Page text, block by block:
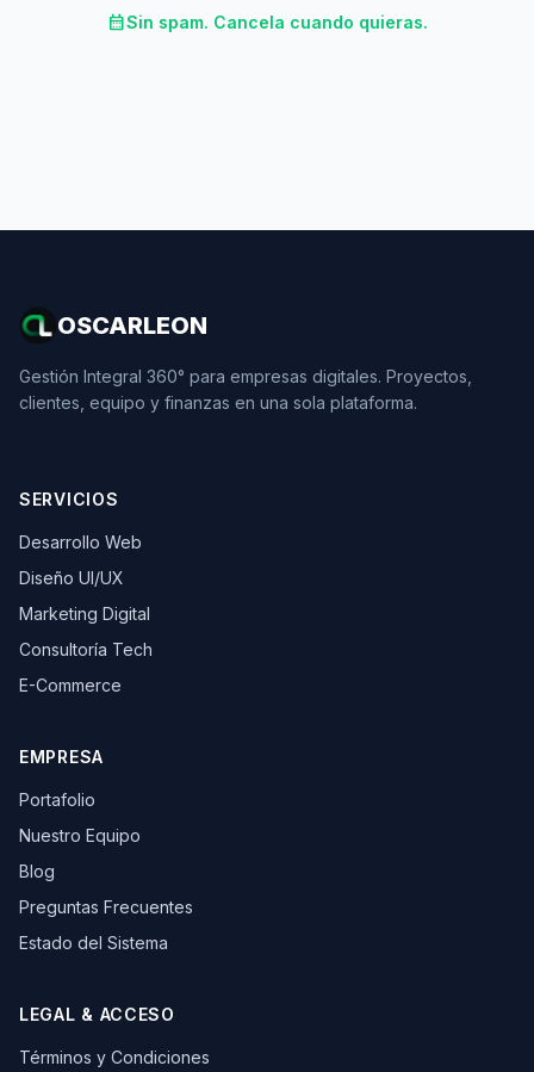
calendar_monthSin spam. Cancela cuando quieras.
OSCARLEON
Gestión Integral 360° para empresas digitales. Proyectos,
clientes, equipo y finanzas en una sola plataforma.
SERVICIOS
Desarrollo Web
Diseño UI/UX
Marketing Digital
Consultoría Tech
E-Commerce
EMPRESA
Portafolio
Nuestro Equipo
Blog
Preguntas Frecuentes
Estado del Sistema
LEGAL & ACCESO
Términos y Condiciones